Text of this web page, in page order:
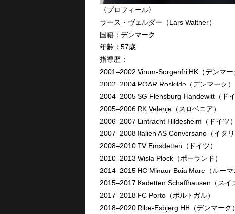
〈プロフィール〉
ラース・ヴェルダー（Lars Walther）
国籍：デンマーク
年齢：57歳
指導歴：
2001–2002 Virum-Sorgenfri HK（デンマー
2002–2004 ROAR Roskilde（デンマーク）
2004–2005 SG Flensburg-Handewitt（ドイ
2005–2006 RK Velenje（スロベニア）
2006–2007 Eintracht Hildesheim（ドイツ）
2007–2008 Italien AS Conversano（イタリ
2008–2010 TV Emsdetten（ドイツ）
2010–2013 Wisła Płock（ポーランド）
2014–2015 HC Minaur Baia Mare（ルーマ
2015–2017 Kadetten Schaffhausen（スイ
2017–2018 FC Porto（ポルトガル）
2018–2020 Ribe-Esbjerg HH（デンマーク）